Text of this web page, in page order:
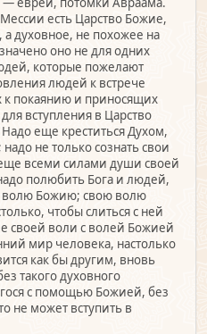
есть Царство Божие,
а духовное, не похожее на
оно не для одних
которые пожелают
людей к встрече
покаянию и приносящих
вступления в Царство
еще креститься Духом,
не только сознать свои
всеми силами души своей
полюбить Бога и людей,
волю Божию; свою волю
чтобы слиться с ней
своей воли с волей Божией
мир человека, настолько
как бы другим, вновь
такого духовного
с помощью Божией, без
не может вступить в